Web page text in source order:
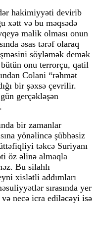
hakimiyyəti devirib
xətt və bu məqsədə
malik olması onun
əsas tərəf olaraq
söyləmək demək
onu terrorçu, qatil
Colani “rəhmət
bir şəxsə çevrilir.
gerçəkləşən
bir zamanlar
yönəlincə şübhəsiz
təkcə Suriyanı
öz əlinə almaqla
Bu silahlı
xislətli addımları
sırasında yer
və necə icra ediləcəyi isə